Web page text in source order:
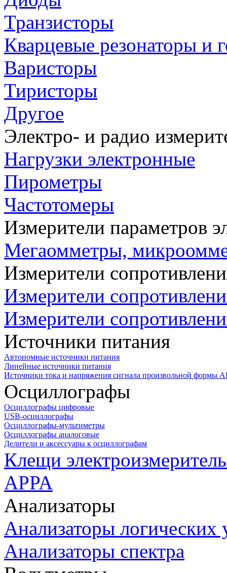
Транзисторы
Кварцевые резонаторы и
Варисторы
Тиристоры
Другое
Электро- и радио
Нагрузки электронные
Пирометры
Частотомеры
Измерители параметров
Мегаомметры,
Измерители
Измерители
Измерители
Источники питания
Автономные источники питания
Линейные источники питания
Источники тока и напряжения сигнала произвольной формы
Осциллографы
Осциллографы цифровые
USB-осциллографы
Осциллографы-мультиметры
Осциллографы аналоговые
Делители и аксессуары к осциллографам
Клещи
APPA
Анализаторы
Анализаторы логических
Анализаторы спектра